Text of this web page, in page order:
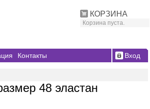
КОРЗИНА
Корзина пуста.
Контакты Вход
48 эластан